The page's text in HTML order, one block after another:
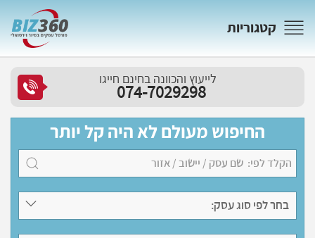
קטגוריות
לייעוץ והכוונה בחינם חייגו
074-7029298
החיפוש מעולם לא היה קל יותר
בחר לפי סוג עסק: